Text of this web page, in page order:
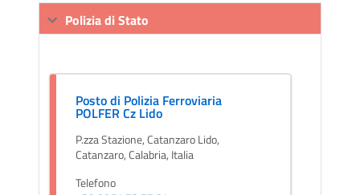
Polizia di Stato
Posto di Polizia Ferroviaria
POLFER Cz Lido
P.zza Stazione, Catanzaro Lido,
Catanzaro, Calabria, Italia
Telefono